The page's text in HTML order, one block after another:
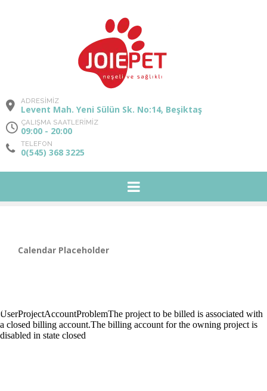
ADRESİMİZ
Levent Mah. Yeni Sülün Sk. No:14, Beşiktaş
ÇALIŞMA SAATLERİMİZ
09:00 - 20:00
TELEFON
0(545) 368 3225
Calendar Placeholder